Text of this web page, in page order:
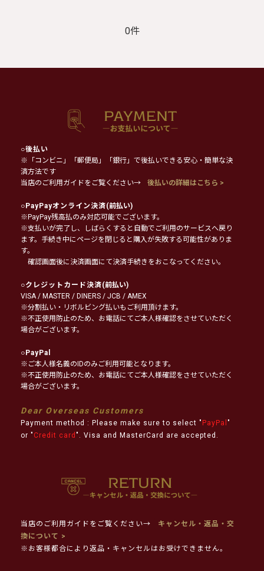
0件
○後払い
※「コンビニ」「郵便局」「銀行」で後払いできる安心・簡単な決
済方法です
当店のご利用ガイドをご覧ください→
後払いの詳細はこちら >
○PayPayオンライン決済(前払い)
※PayPay残高払のみ対応可能でございます。
※支払いが完了し、しばらくすると自動でご利用のサービスへ戻り
ます。手続き中にページを閉じると購入が失敗する可能性がありま
す。
確認画面後に決済画面にて決済手続きをおこなってください。
○クレジットカード決済(前払い)
VISA / MASTER / DINERS / JCB / AMEX
※分割払い・リボルビング払いもご利用頂けます。
※不正使用防止のため、お電話にてご本人様確認をさせていただく
場合がございます。
○PayPal
※ご本人様名義のIDのみご利用可能となります。
※不正使用防止のため、お電話にてご本人様確認をさせていただく
場合がございます。
Dear Overseas Customers
Payment method : Please make sure to select " PayPal "
or " Credit card ". Visa and MasterCard are accepted.
当店のご利用ガイドをご覧ください→
キャンセル・返品・交
換について >
※お客様都合により返品・キャンセルはお受けできません。